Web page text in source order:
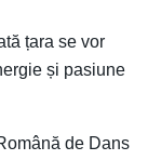
țara se vor
și pasiune
de Dans